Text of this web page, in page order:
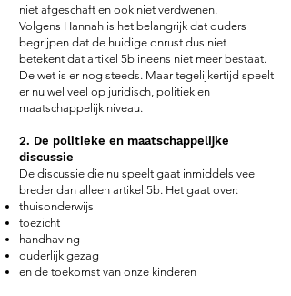
niet afgeschaft en ook niet verdwenen.
Volgens Hannah is het belangrijk dat ouders
begrijpen dat de huidige onrust dus niet
betekent dat artikel 5b ineens niet meer bestaat.
De wet is er nog steeds. Maar tegelijkertijd speelt
er nu wel veel op juridisch, politiek en
maatschappelijk niveau.
2. De politieke en maatschappelijke
discussie
De discussie die nu speelt gaat inmiddels veel
breder dan alleen artikel 5b. Het gaat over:
thuisonderwijs
toezicht
handhaving
ouderlijk gezag
en de toekomst van onze kinderen